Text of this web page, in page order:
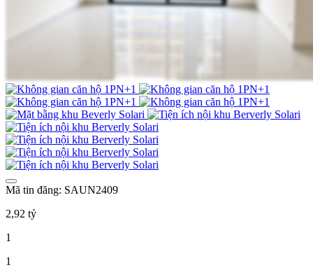
Mã tin đăng: SAUN2409
2,92 tỷ
1
1